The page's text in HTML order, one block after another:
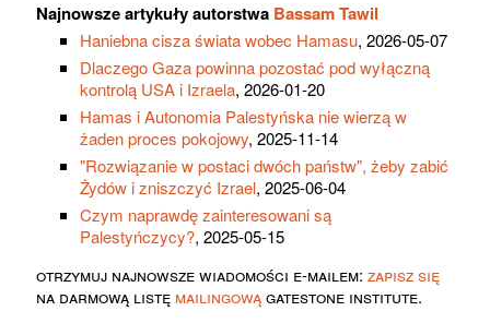
Najnowsze artykuły autorstwa Bassam Tawil
Haniebna cisza świata wobec Hamasu, 2026-05-07
Dlaczego Gaza powinna pozostać pod wyłączną
kontrolą USA i Izraela, 2026-01-20
Hamas i Autonomia Palestyńska nie wierzą w
żaden proces pokojowy, 2025-11-14
"Rozwiązanie w postaci dwóch państw", żeby zabić
Żydów i zniszczyć Izrael, 2025-06-04
Czym naprawdę zainteresowani są
Palestyńczycy?, 2025-05-15
otrzymuj najnowsze wiadomości e-mailem: zapisz się
na darmową listę mailingowągatestone institute.